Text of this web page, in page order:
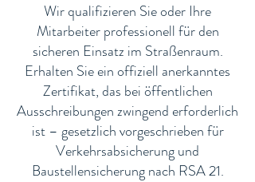
Wir qualifizieren Sie oder Ihre
Mitarbeiter professionell für den
sicheren Einsatz im Straßenraum.
Erhalten Sie ein offiziell anerkanntes
Zertifikat, das bei öffentlichen
Ausschreibungen zwingend erforderlich
ist – gesetzlich vorgeschrieben für
Verkehrsabsicherung und
Baustellensicherung nach RSA 21.